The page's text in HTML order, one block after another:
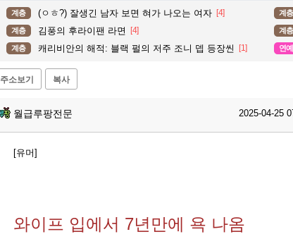
계층 (ㅇㅎ?) 잘생긴 남자 보면 혀가 나오는 여자 [4] 계층
계층 김풍의 후라이팬 라면 [4] 계층
계층 캐리비안의 해적: 블랙 펄의 저주 조니 뎁 등장씬 [1] 연예
주소보기 복사
월급루팡전문 2025-04-25
[유머]
와이프 입에서 7년만에 욕 나옴